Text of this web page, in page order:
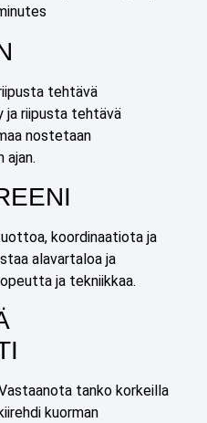
tehtävä
ja riipusta tehtävä
nostetaan
ajan.
koordinaatiota ja
alavartaloa ja
ja tekniikkaa.
tanko korkeilla
kuorman